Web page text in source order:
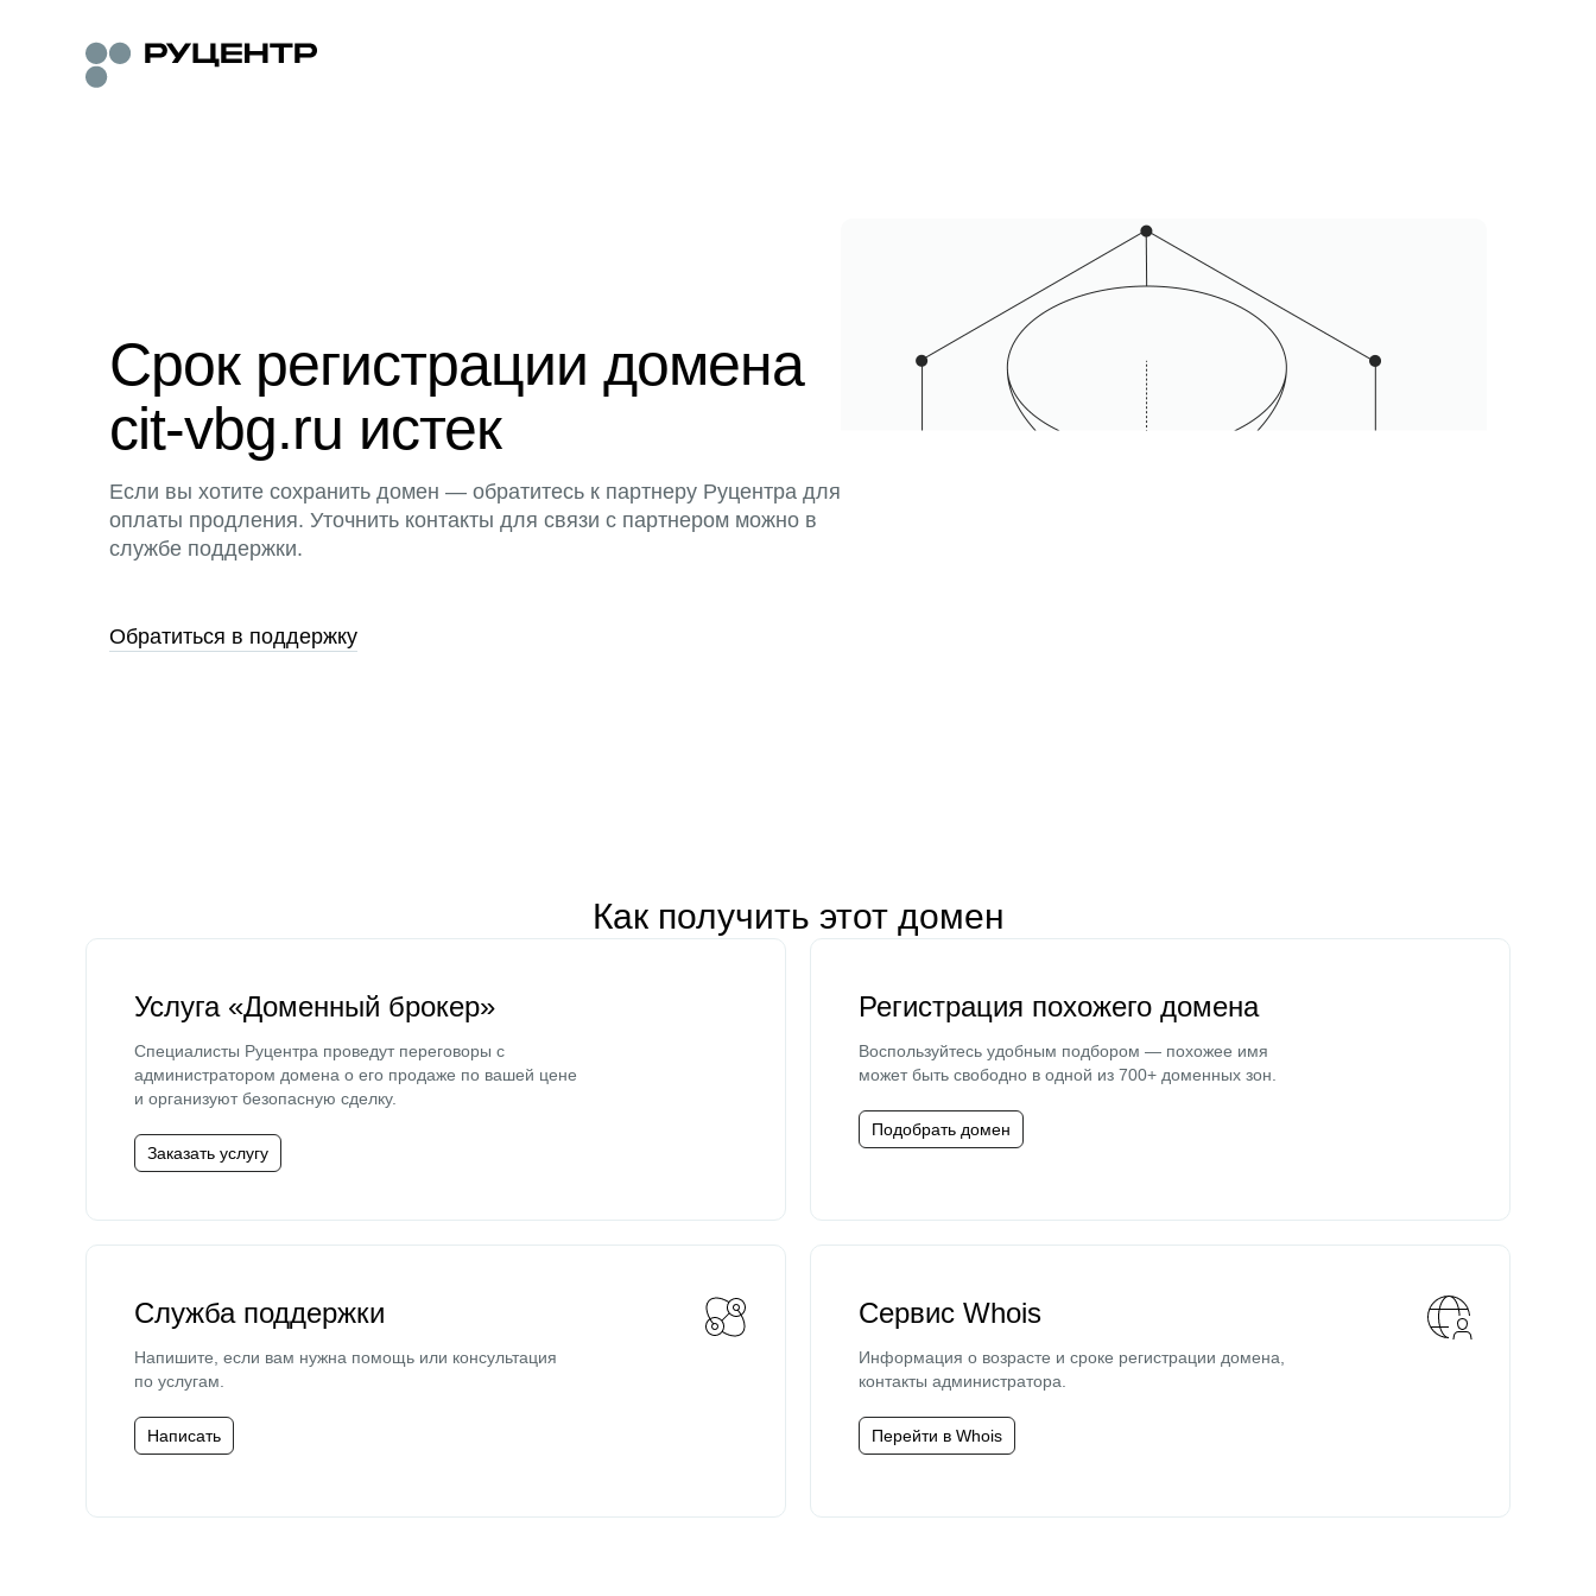
Срок регистрации домена
cit-vbg.ru истек
Если вы хотите сохранить домен — обратитесь к партнеру Руцентра для
оплаты продления. Уточнить контакты для связи с партнером можно в
службе поддержки.
Обратиться в поддержку
Как получить этот домен
Услуга «Доменный брокер»
Специалисты Руцентра проведут переговоры с
администратором домена о его продаже по вашей цене
и организуют безопасную сделку.
Заказать услугу
Регистрация похожего домена
Воспользуйтесь удобным подбором — похожее имя
может быть свободно в одной из 700+ доменных зон.
Подобрать домен
Служба поддержки
Напишите, если вам нужна помощь или консультация
по услугам.
Написать
Сервис Whois
Информация о возрасте и сроке регистрации домена,
контакты администратора.
Перейти в Whois